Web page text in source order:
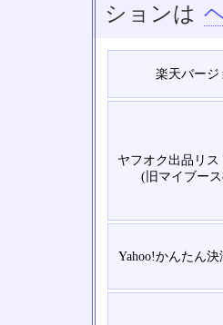
ションは
楽天バージ
ヤフオク出品リス
(旧マイブー
Yahoo!かんたん決